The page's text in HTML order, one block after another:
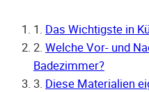
1. Das Wichtigste in
2. Welche Vor- und
Badezimmer?
3. Diese Materialien